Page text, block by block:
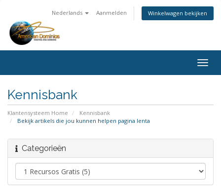
Nederlands Aanmelden Winkelwagen bekijken
Kennisbank
Klantensysteem Home
Kennisbank
Bekijk artikels die jou kunnen helpen pagina lenta
Categorieën